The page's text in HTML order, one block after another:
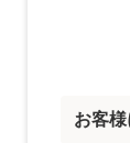
お客